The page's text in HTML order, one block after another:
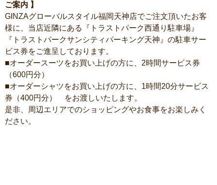
ご案内 】
GINZAグローバルスタイル福岡天神店でご注文頂いたお客
様に、当店近隣にある『トラストパーク西通り駐車場』
『トラストパークサンシティパーキング天神』の駐車サー
ビス券をご進呈しております。
■オーダースーツをお買い上げの方に、2時間サービス券
（600円分）
■オーダーシャツをお買い上げの方に、1時間20分サービス
券（400円分） をお渡しいたします。
是非、周辺エリアでのショッピングやお食事をお楽しみく
ださい。